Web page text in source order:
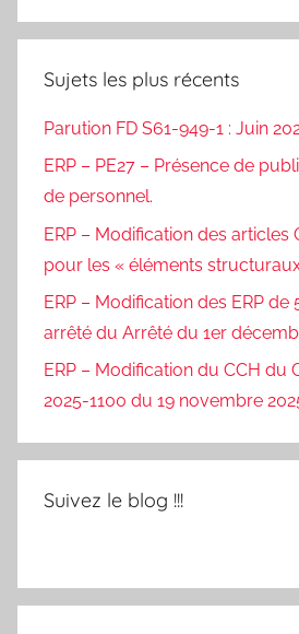
Sujets les plus récents
Parution FD S61-949-1 : Juin
ERP – PE27 – Présence de
de personnel.
ERP – Modification des articles
pour les « éléments
ERP – Modification des ERP
arrêté du Arrêté du 1er
ERP – Modification du CCH du
2025-1100 du 19 novembre
Suivez le blog !!!